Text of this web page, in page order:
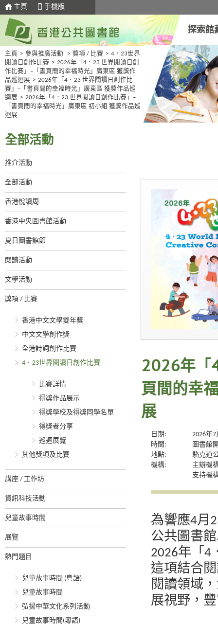
主頁 手機版
探索館
主頁 > 參與推廣活動 > 獎項 / 比賽 > 4．23世界
閱讀日創作比賽 > 2026年「4．23 世界閱讀日創
作比賽」–「書頁間的幸福時光」廣東區 獲獎作
品巡迴展 > 2026年「4．23 世界閱讀日創作比
賽」–「書頁間的幸福時光」廣東區 獲獎作品巡
迴展 > 2026年「4．23 世界閱讀日創作比賽」–
「書頁間的幸福時光」廣東區 初小組 獲獎作品巡
迴展
全部活動
推介活動
全部活動
香港悅讀周
香港中央圖書館活動
夏日圖書館節
閱讀活動
文學活動
獎項 / 比賽
香港中文文學雙年獎
中文文學創作獎
全港詩詞創作比賽
4．23世界閱讀日創作比賽
比賽詳情
得獎作品展示
得獎學校及得獎同學名單
得獎者分享
巡迴展覽
其他獎項及比賽
講座 / 工作坊
資訊科技活動
兒童故事時間
展覽
熱門題目
兒童故事時間 (粵語)
兒童故事時間
弘揚中華文化系列活動
兒童故事時間(粵語)
2026年「
頁間的幸
展
日期:
2026年
時間:
圖書館
地點:
駱克道
機構:
主辦機
支持機
為響應4月
公共圖書
2026年「4
這項結合
閱讀領域
展視野，